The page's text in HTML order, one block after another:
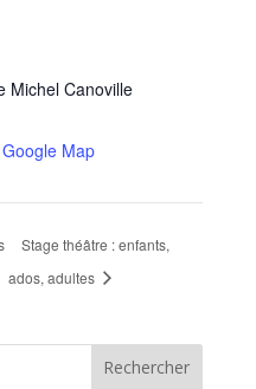
Michel Canoville
Map
Stage théâtre : enfants,
ados, adultes